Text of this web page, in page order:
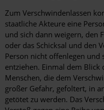
Zum Verschwindenlassen
staatliche Akteure eine
und sich dann weigern, den
oder das Schicksal und den
Person nicht offenlegen und
entziehen. Einmal dem
Menschen, die dem
großer Gefahr, gefoltert, in
getötet zu werden. Das